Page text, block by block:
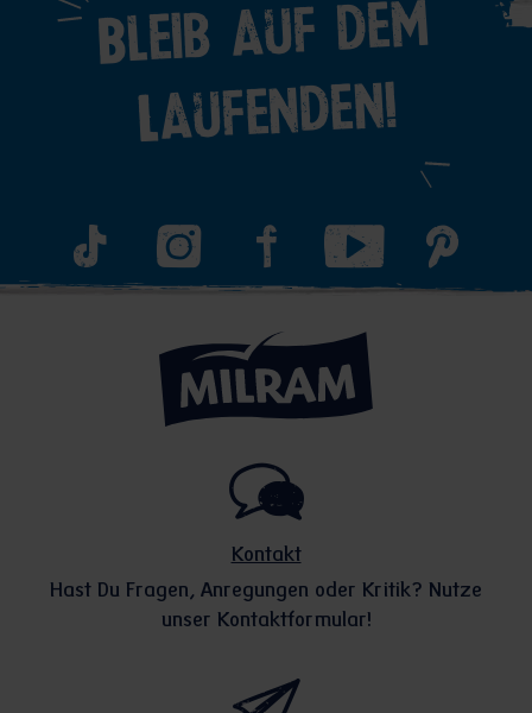
Bleib auf dem
Laufenden!
Kontakt
Hast Du Fragen, Anregungen oder Kritik? Nutze
unser Kontaktformular!